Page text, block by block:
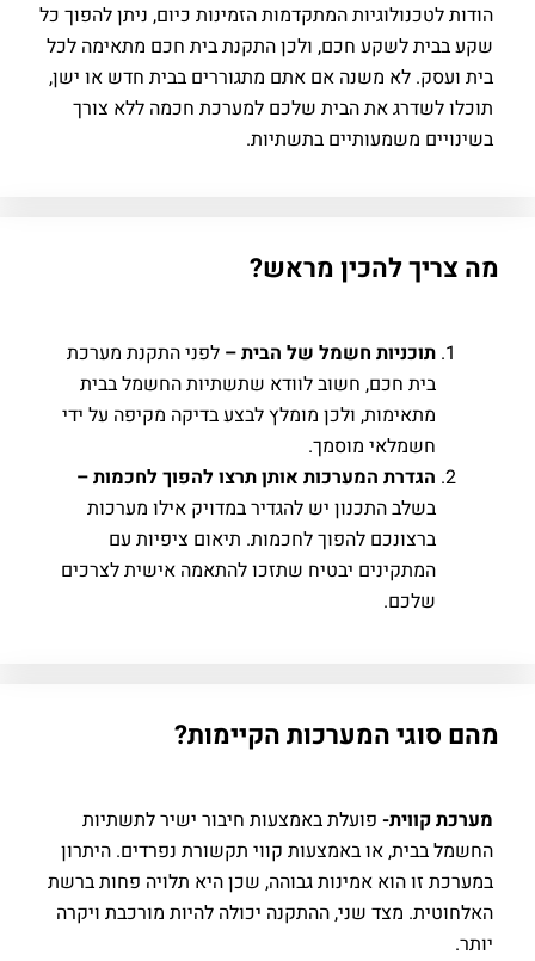
המתקדמות הזמינות כיום, ניתן להפוך כל
לשקע חכם, ולכן התקנת בית חכם מתאימה לכל
לא משנה אם אתם מתגוררים בבית חדש או ישן,
לשדרג את הבית שלכם למערכת חכמה ללא צורך
משמעותיים בתשתיות.
להכין מראש?
תוכניות חשמל של הבית – לפני התקנת מערכת
בית חכם, חשוב לוודא שתשתיות החשמל בבית
מתאימות, ולכן מומלץ לבצע בדיקה מקיפה על ידי
חשמלאי מוסמך.
הגדרת המערכות אותן תרצו להפוך לחכמות –
בשלב התכנון יש להגדיר במדויק אילו מערכות
ברצונכם להפוך לחכמות. תיאום ציפיות עם
המתקינים יבטיח שתזכו להתאמה אישית לצרכים
המערכות הקיימות?
קווית-פועלת באמצעות חיבור ישיר לתשתיות
או באמצעות קווי תקשורת נפרדים. היתרון
זו הוא אמינות גבוהה, שכן היא תלויה פחות ברשת
מצד שני, ההתקנה יכולה להיות מורכבת ויקרה